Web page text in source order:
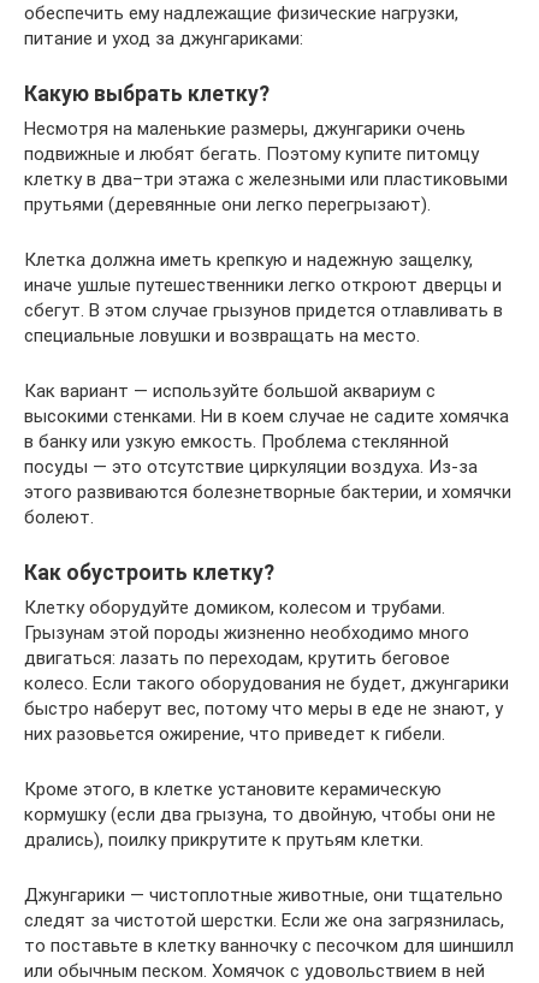
обеспечить ему надлежащие физические нагрузки,
питание и уход за джунгариками:
Какую выбрать клетку?
Несмотря на маленькие размеры, джунгарики очень
подвижные и любят бегать. Поэтому купите питомцу
клетку в два–три этажа с железными или пластиковыми
прутьями (деревянные они легко перегрызают).
Клетка должна иметь крепкую и надежную защелку,
иначе ушлые путешественники легко откроют дверцы и
сбегут. В этом случае грызунов придется отлавливать в
специальные ловушки и возвращать на место.
Как вариант — используйте большой аквариум с
высокими стенками. Ни в коем случае не садите хомячка
в банку или узкую емкость. Проблема стеклянной
посуды — это отсутствие циркуляции воздуха. Из-за
этого развиваются болезнетворные бактерии, и хомячки
болеют.
Как обустроить клетку?
Клетку оборудуйте домиком, колесом и трубами.
Грызунам этой породы жизненно необходимо много
двигаться: лазать по переходам, крутить беговое
колесо. Если такого оборудования не будет, джунгарики
быстро наберут вес, потому что меры в еде не знают, у
них разовьется ожирение, что приведет к гибели.
Кроме этого, в клетке установите керамическую
кормушку (если два грызуна, то двойную, чтобы они не
дрались), поилку прикрутите к прутьям клетки.
Джунгарики — чистоплотные животные, они тщательно
следят за чистотой шерстки. Если же она загрязнилась,
то поставьте в клетку ванночку с песочком для шиншилл
или обычным песком. Хомячок с удовольствием в ней